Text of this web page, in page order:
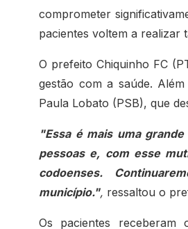
comprometer
pacientes voltem a realizar
O prefeito Chiquinho FC
gestão com a saúde.
Paula Lobato (PSB), que
"Essa é mais uma
pessoas e, com esse
codoenses.
município.", ressaltou o
Os pacientes receberam